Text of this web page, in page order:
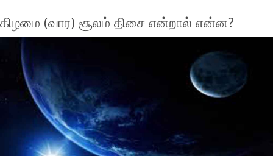
கிழமை (வார) சூலம் திசை என்றால் என்ன?